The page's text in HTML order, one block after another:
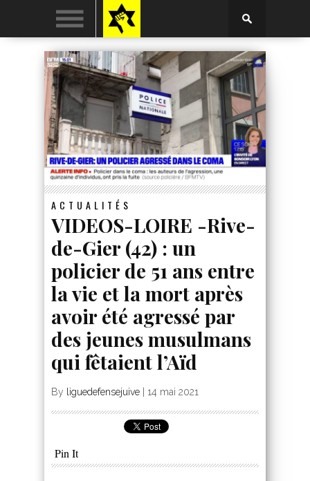
ACTUALITÉS
VIDEOS-LOIRE -Rive-
de-Gier (42) : un
policier de 51 ans entre
la vie et la mort après
avoir été agressé par
des jeunes musulmans
qui fêtaient l’Aïd
By liguedefensejuive 14 mai 2021
Pin It